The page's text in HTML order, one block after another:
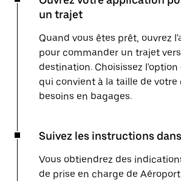
un trajet
Quand vous êtes prêt, ouvrez
pour commander un trajet
destination. Choisissez
qui convient à la taille de votre
besoins en bagages.
Suivez les instructions
Vous obtiendrez des
de prise en charge de